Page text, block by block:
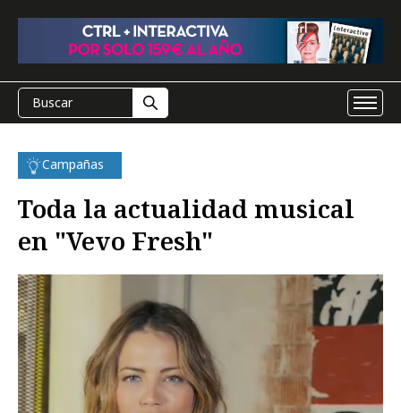
Campañas
Toda la actualidad musical
en "Vevo Fresh"